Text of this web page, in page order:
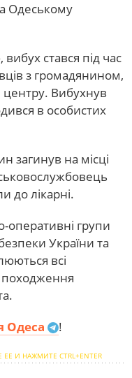
Одеському
стався під час
з громадянином,
Вибухнув
в особистих
загинув на місці
до лікарні.
оперативні групи
України та
всі
походження
Одеса !
И НАЖМИТЕ CTRL+ENTER